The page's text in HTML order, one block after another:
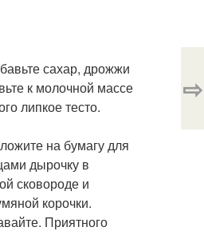
сахар, дрожжи
к молочной массе
липкое тесто.
на бумагу для
дырочку в
сковороде и
корочки.
Приятного
⇨